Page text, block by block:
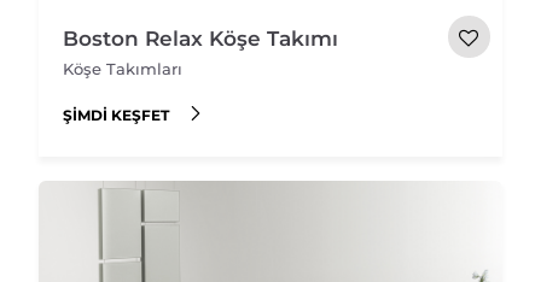
Boston Relax Köşe Takımı
Köşe Takımları
ŞIMDI KEŞFET